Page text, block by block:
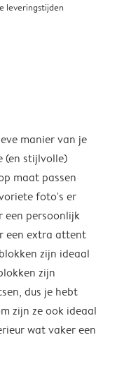
leveringstijden
manier van je
(en stijlvolle)
maat passen
foto's er
een persoonlijk
een extra attent
zijn ideaal
zijn
dus je hebt
zijn ze ook ideaal
wat vaker een